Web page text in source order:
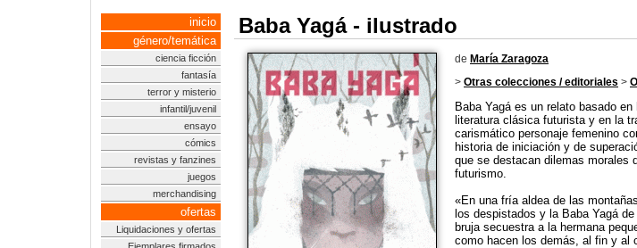
inicio
género/temática
ciencia ficción
fantasía
terror y misterio
infantil/juvenil
ensayo
cómics
revistas y fanzines
juegos
merchandising
ofertas
Liquidaciones y ofertas
Baba Yagá - ilustrado
de María Zaragoza
> Otras colecciones / editoriales >
Baba Yagá es un relato basado
literatura clásica futurista y en la
carismático personaje femenino
historia de iniciación y de
que se destacan dilemas morales
futurismo.
«En una fría aldea de las
los despistados y la Baba Yagá
bruja secuestra a la hermana
como hacen los demás, al fin y al